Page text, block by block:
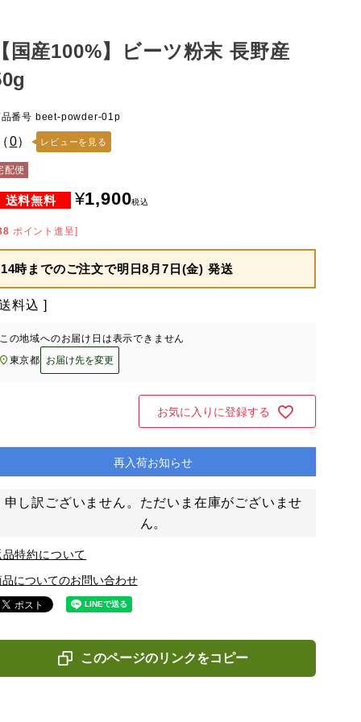
国産100%】ビーツ粉末 長野産
番号 beet-powder-01p
0） レビューを見る
配便
¥1,900税込
ポイント進呈]
14時までのご注文で明日8月7日(金) 発送
料込
の地域へのお届け日は表示できません
東京都
お届け先を変更
お気に入りに登録する
再入荷お知らせ
申し訳ございません。ただいま在庫がございませ
ん。
品特約について
品についてのお問い合わせ
このページのリンクをコピー